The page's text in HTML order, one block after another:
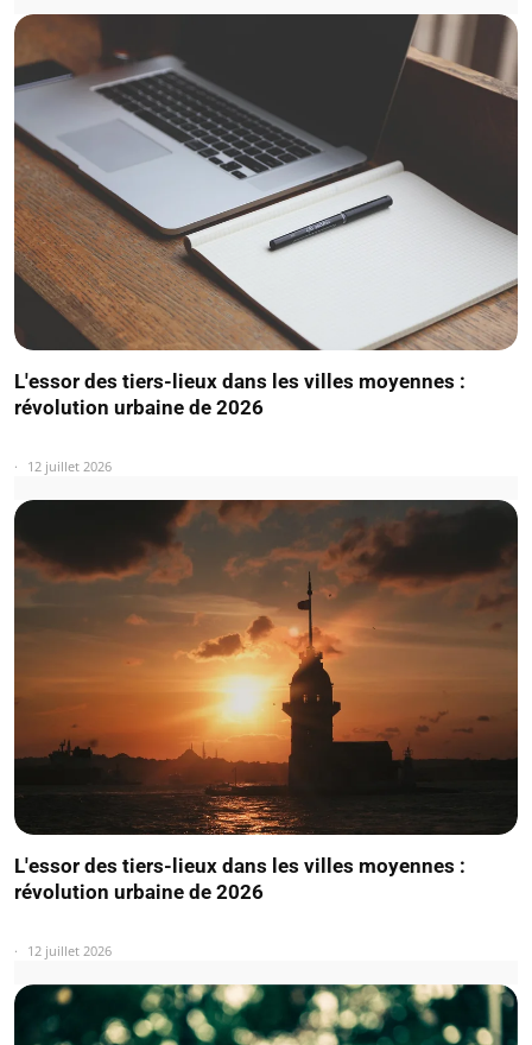
L'essor des tiers-lieux dans les villes moyennes :
révolution urbaine de 2026
12 juillet 2026
L'essor des tiers-lieux dans les villes moyennes :
révolution urbaine de 2026
12 juillet 2026